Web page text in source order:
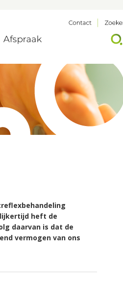
heft de
daarvan is dat de
vermogen van ons